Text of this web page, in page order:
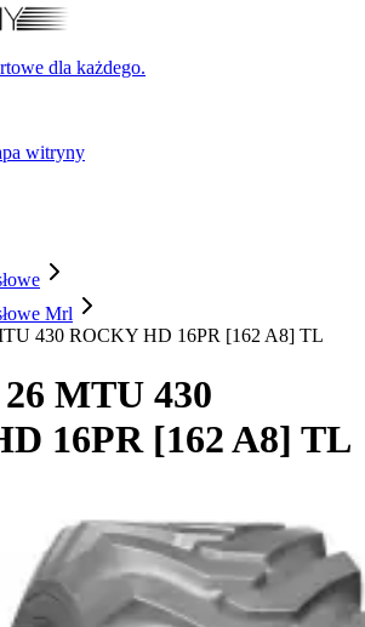
dla każdego.
witryny
Mrl
430 ROCKY HD 16PR [162 A8] TL
26 MTU 430
16PR [162 A8] TL